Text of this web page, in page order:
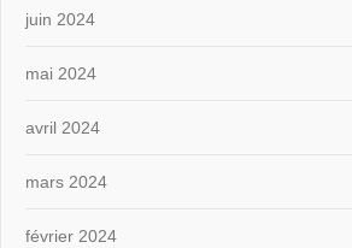
juin 2024
mai 2024
avril 2024
mars 2024
février 2024